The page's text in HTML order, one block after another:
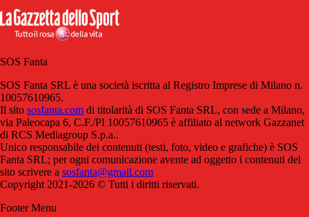
SOS Fanta
SOS Fanta SRL è una società iscritta al Registro Imprese di Milano n.
10057610965.
Il sito sosfanta.com di titolarità di SOS Fanta SRL, con sede a Milano,
via Paleocapa 6, C.F./PI 10057610965 è affiliato al network Gazzanet
di RCS Mediagroup S.p.a..
Unico responsabile dei contenuti (testi, foto, video e grafiche) è SOS
Fanta SRL; per ogni comunicazione avente ad oggetto i contenuti del
sito scrivere a sosfanta@gmail.com
Copyright 2021-2026 © Tutti i diritti riservati.
Footer Menu